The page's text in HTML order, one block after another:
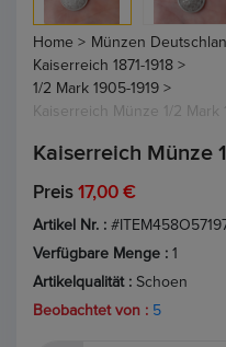
Home > Münzen
Kaiserreich 1871-1918 >
1/2 Mark 1905-1919 >
Kaiserreich Münze 1/2 Mark
Kaiserreich Münze
Preis 17,00 €
Artikel Nr. :
Verfügbare Menge : 1
Artikelqualität : Schoen
Beobachtet von : 5